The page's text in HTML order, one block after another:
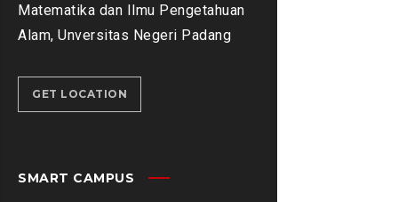
Matematika dan Ilmu Pengetahuan
Alam, Unversitas Negeri Padang
GET LOCATION
SMART CAMPUS